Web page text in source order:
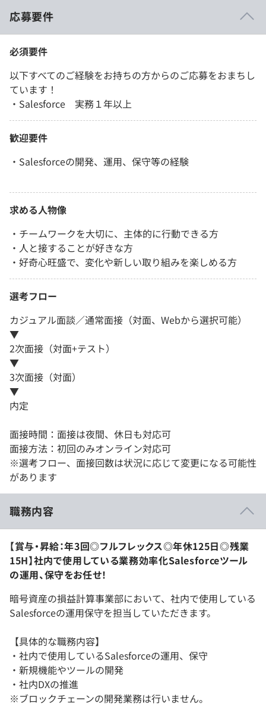
応募要件
必須要件
以下すべてのご経験をお持ちの方からのご応募をおまちし
ています！
・Salesforce 実務１年以上
歓迎要件
・Salesforceの開発、運用、保守等の経験
求める人物像
・チームワークを大切に、主体的に行動できる方
・人と接することが好きな方
・好奇心旺盛で、変化や新しい取り組みを楽しめる方
選考フロー
カジュアル面談／通常面接（対面、Webから選択可能）
▼
2次面接（対面+テスト）
▼
3次面接（対面）
▼
内定
面接時間：面接は夜間、休日も対応可
面接方法：初回のみオンライン対応可
※選考フロー、面接回数は状況に応じて変更になる可能性
があります
職務内容
【賞与・昇給：年3回◎フルフレックス◎年休125日◎残業
15H】社内で使用している業務効率化Salesforceツール
の運用、保守をお任せ！
暗号資産の損益計算事業部において、社内で使用している
Salesforceの運用保守を担当していただきます。
【具体的な職務内容】
・社内で使用しているSalesforceの運用、保守
・新規機能やツールの開発
・社内DXの推進
※ブロックチェーンの開発業務は行いません。